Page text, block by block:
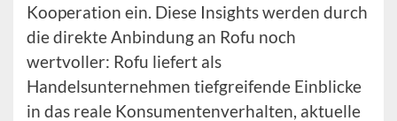
Kooperation ein. Diese Insights werden durch
die direkte Anbindung an Rofu noch
wertvoller: Rofu liefert als
Handelsunternehmen tiefgreifende Einblicke
in das reale Konsumentenverhalten, aktuelle